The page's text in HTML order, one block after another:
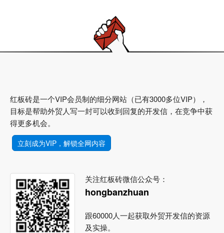
红板砖是一个VIP会员制的细分网站（已有3000多位VIP），
目标是帮助外贸人写一封可以收到回复的开发信，在竞争中获
得更多机会。
立刻成为VIP，解锁全网内容
关注红板砖微信公众号：
hongbanzhuan
跟60000人一起获取外贸开发信的资源
及实操。